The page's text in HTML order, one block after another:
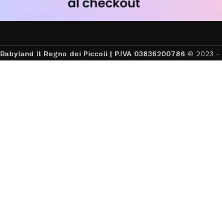
Babyland Il Regno dei Piccoli | P.IVA 03836200786 © 2023 -